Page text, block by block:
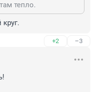
тепло.
+2 –3